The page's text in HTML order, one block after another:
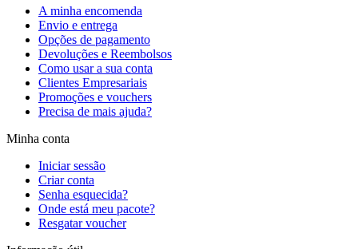
A minha encomenda
Envio e entrega
Opções de pagamento
Devoluções e Reembolsos
Como usar a sua conta
Clientes Empresariais
Promoções e vouchers
Precisa de mais ajuda?
Minha conta
Iniciar sessão
Criar conta
Senha esquecida?
Onde está meu pacote?
Resgatar voucher